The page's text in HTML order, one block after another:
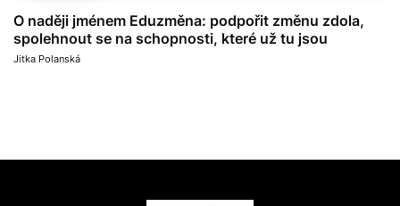
O naději jménem Eduzměna: podpořit změnu zdola,
spolehnout se na schopnosti, které už tu jsou
Jitka Polanská